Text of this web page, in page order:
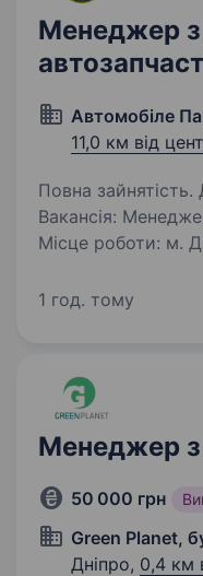
Менеджер
Автомобіле
11,0 км від
Повна зайнятість.
Вакансія:
Місце роботи: м.
японських,
1 год. тому
Менеджер
50 000 грн
Green Planet,
Дніпро, 0,4 км